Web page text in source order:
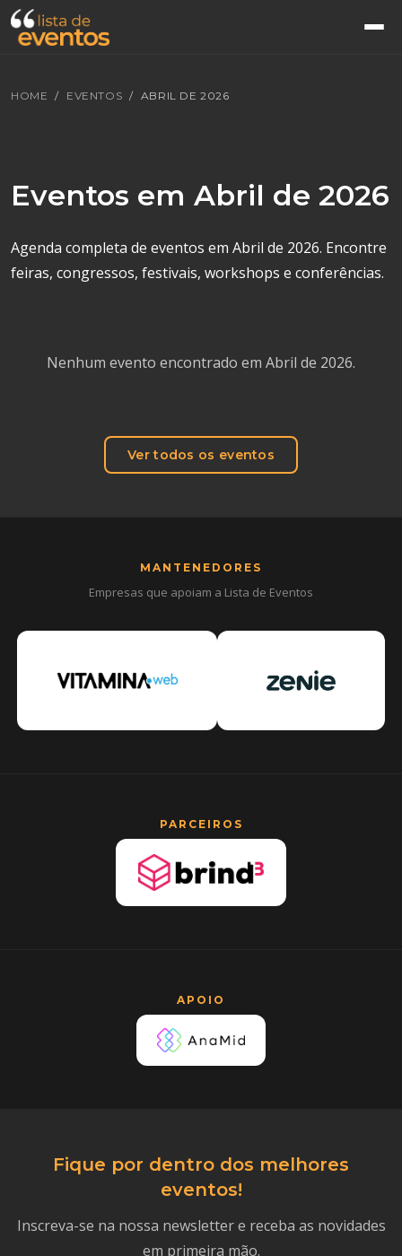
HOME EVENTOS ABRIL DE 2026
Eventos em Abril de 2026
Agenda completa de eventos em Abril de 2026. Encontre
feiras, congressos, festivais, workshops e conferências.
Nenhum evento encontrado em Abril de 2026.
Ver todos os eventos
MANTENEDORES
Empresas que apoiam a Lista de Eventos
PARCEIROS
APOIO
Fique por dentro dos melhores
eventos!
Inscreva-se na nossa newsletter e receba as novidades
em primeira mão.